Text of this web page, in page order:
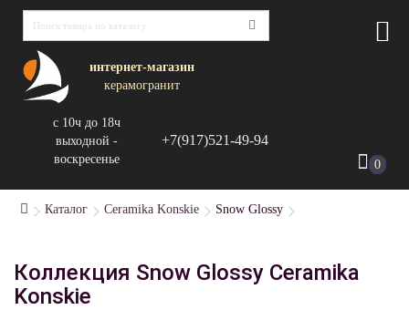
интернет-магазин
керамогранит
с 10ч до 18ч
выходной -
воскресенье
+7(917)521-49-94
0
Каталог Ceramika Konskie Snow Glossy
Коллекция Snow Glossy Ceramika
Konskie